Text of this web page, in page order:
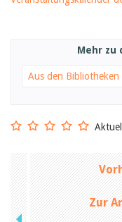
2024
2021
2020
2018
2017
2016
2015
2014
Mehr zu
Aus den Bibliotheken
Zur